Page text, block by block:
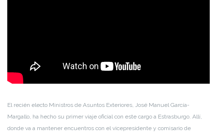
El recién electo Ministros de Asuntos Exteriores, José Manuel García-
Margallo, ha hecho su primer viaje oficial con este cargo a Estrasburgo. Allí,
donde va a mantener encuentros con el vicepresidente y comisario de